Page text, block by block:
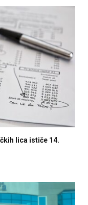
lica ističe 14.